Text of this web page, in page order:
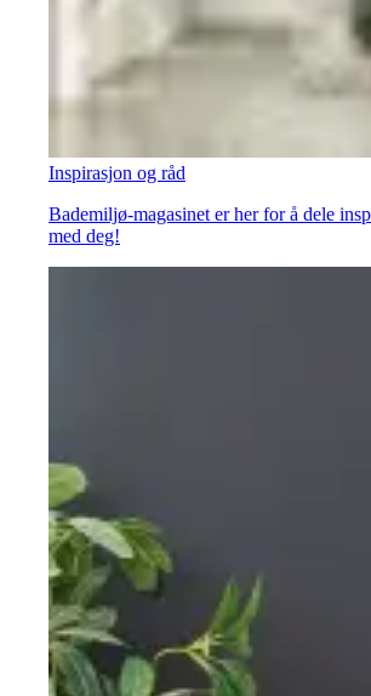
Inspirasjon og råd
Bademiljø-magasinet er her for å dele
med deg!